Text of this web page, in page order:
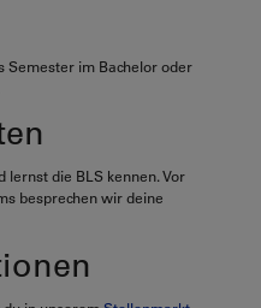
Semester im Bachelor oder
lernst die BLS kennen. Vor
besprechen wir deine